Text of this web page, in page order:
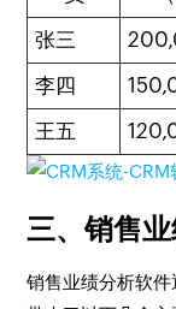
张三
李四
王五
三、销售
销售业绩分析软件